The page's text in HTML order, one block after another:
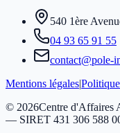
540 1ère
04 93 65 91 55
contact@pole-
Mentions légales|
© 2026Centre
— SIRET 431 306 588